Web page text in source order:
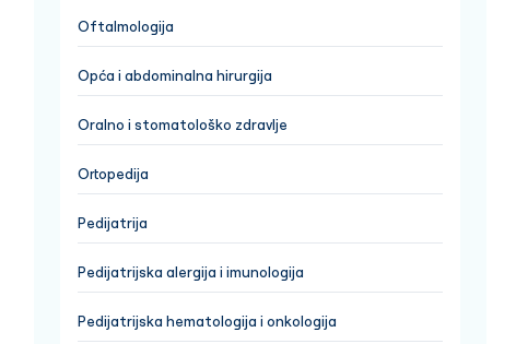
Oftalmologija
Opća i abdominalna hirurgija
Oralno i stomatološko zdravlje
Ortopedija
Pedijatrija
Pedijatrijska alergija i imunologija
Pedijatrijska hematologija i onkologija